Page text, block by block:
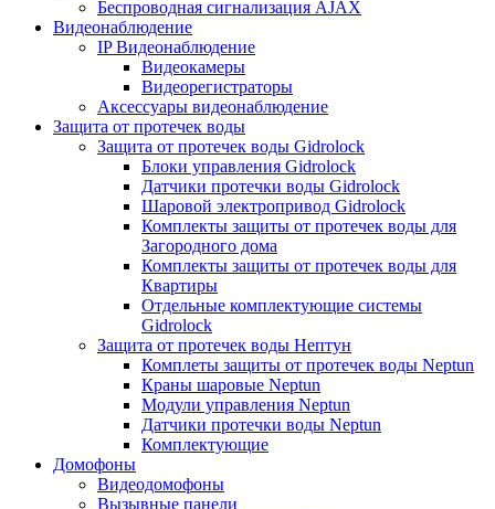
Беспроводная сигнализация AJAX
Видеонаблюдение
IP Видеонаблюдение
Видеокамеры
Видеорегистраторы
Аксессуары видеонаблюдение
Защита от протечек воды
Защита от протечек воды Gidrolock
Блоки управления Gidrolock
Датчики протечки воды Gidrolock
Шаровой электропривод Gidrolock
Комплекты защиты от протечек воды для
Загородного дома
Комплекты защиты от протечек воды для
Квартиры
Отдельные комплектующие системы
Gidrolock
Защита от протечек воды Нептун
Комплеты защиты от протечек воды Neptun
Краны шаровые Neptun
Модули управления Neptun
Датчики протечки воды Neptun
Комплектующие
Домофоны
Видеодомофоны
Вызывные панели